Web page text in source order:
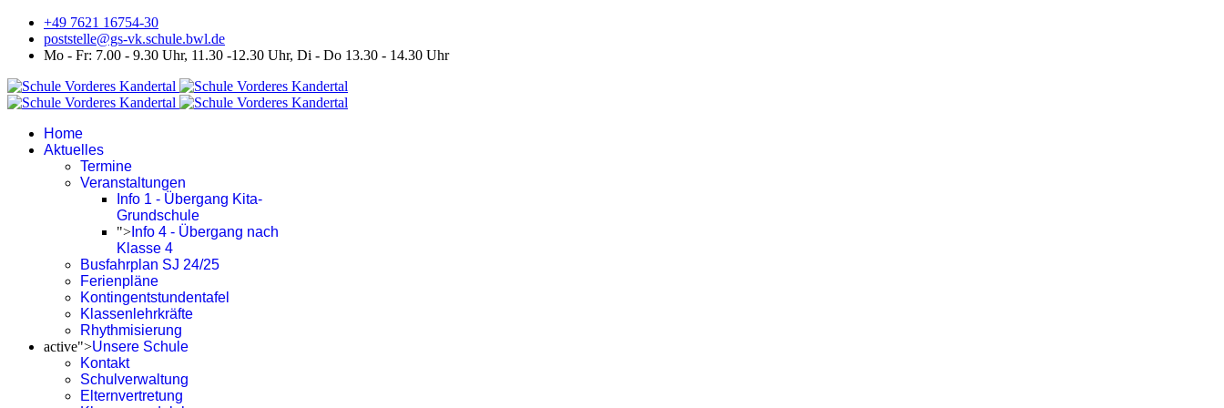
+49 7621 16754-30
poststelle@gs-vk.schule.bwl.de
Mo - Fr: 7.00 - 9.30 Uhr, 11.30 -12.30 Uhr, Di - Do 13.30 - 14.30 Uhr
Home
Aktuelles
Termine
Veranstaltungen
Info 1 - Übergang Kita-
Grundschule
"> Info 4 - Übergang nach
Klasse 4
Busfahrplan SJ 24/25
Ferienpläne
Kontingentstundentafel
Klassenlehrkräfte
Rhythmisierung
active">Unsere Schule
Kontakt
Schulverwaltung
Elternvertretung